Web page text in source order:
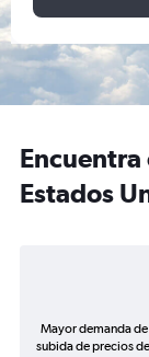
Estados
Mayor demanda
subida de precios